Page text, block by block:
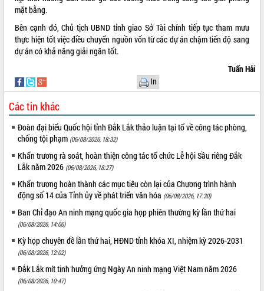
trong Khu kinh tế Nam Phú Yên
tồn biển
Lấy ý kiến điều chỉnh Quy hoạch tỉnh
Đắk Lắk thời kỳ 2021-2030, tầm nhìn
Phát động chiến dịch 30 ngày đêm
ven biển
Đắk Lắk nỗ lực thúc đẩy tăng trưởng
kinh tế từ 10% trở lên trong Quý
Đắk Lắk ký kết thỏa thuận hợp tác về
chuyển đổi số giai đoạn 2026 – 2030
với Tập đoàn Bưu chính Viễn thông
Việt Nam
Thứ trưởng Bộ Y tế làm việc với tỉnh
Đắk Lắk về phát triển nhân lực y tế
cho trạm y tế cấp xã
Du lịch Đắk Lắk nâng tầm trải nghiệm
du khách thông qua Hệ thống cơ sở dữ
liệu và Bản đồ số
mặt bằng.
Bên cạnh đó, Chủ tịch UBND tỉnh giao Sở Tài chính tiếp tục tham mưu
thực hiện tốt việc điều chuyển nguồn vốn từ các dự án chậm tiến độ sang
dự án có khả năng giải ngân tốt.
Tuấn Hải
In
Các tin khác
Đoàn đại biểu Quốc hội tỉnh Đắk Lắk thảo luận tại tổ về công tác phòng,
chống tội phạm (06/08/2026, 18:32)
Khẩn trương rà soát, hoàn thiện công tác tổ chức Lễ hội Sầu riêng Đắk
Lắk năm 2026 (06/08/2026, 18:27)
Khẩn trương hoàn thành các mục tiêu còn lại của Chương trình hành
động số 14 của Tỉnh ủy về phát triển văn hóa (06/08/2026, 17:30)
Ban Chỉ đạo An ninh mạng quốc gia họp phiên thường kỳ lần thứ hai
(06/08/2026, 14:06)
Kỳ họp chuyên đề lần thứ hai, HĐND tỉnh khóa XI, nhiệm kỳ 2026-2031
(06/08/2026, 12:02)
Đắk Lắk mít tinh hưởng ứng Ngày An ninh mạng Việt Nam năm 2026
(06/08/2026, 10:47)